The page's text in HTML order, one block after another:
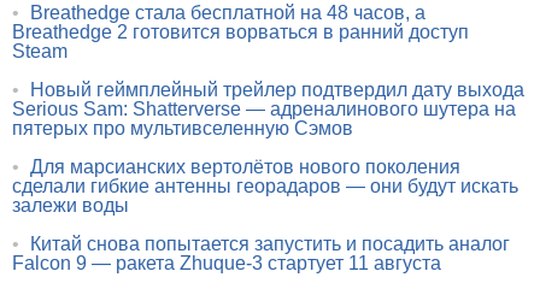
•
Breathedge стала бесплатной на 48 часов, а
Breathedge 2 готовится ворваться в ранний доступ
Steam
•
Новый геймплейный трейлер подтвердил дату выхода
Serious Sam: Shatterverse — адреналинового шутера на
пятерых про мультивселенную Сэмов
• Для марсианских вертолётов нового поколения
сделали гибкие антенны георадаров — они будут искать
залежи воды
•
Китай снова попытается запустить и посадить аналог
Falcon 9 — ракета Zhuque-3 стартует 11 августа